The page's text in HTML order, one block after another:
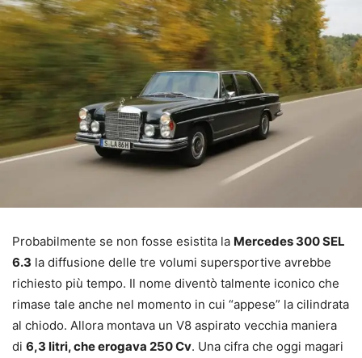
Probabilmente se non fosse esistita la Mercedes 300 SEL
6.3 la diffusione delle tre volumi supersportive avrebbe
richiesto più tempo. Il nome diventò talmente iconico che
rimase tale anche nel momento in cui “appese” la cilindrata
al chiodo. Allora montava un V8 aspirato vecchia maniera
di 6,3 litri, che erogava 250 Cv. Una cifra che oggi magari